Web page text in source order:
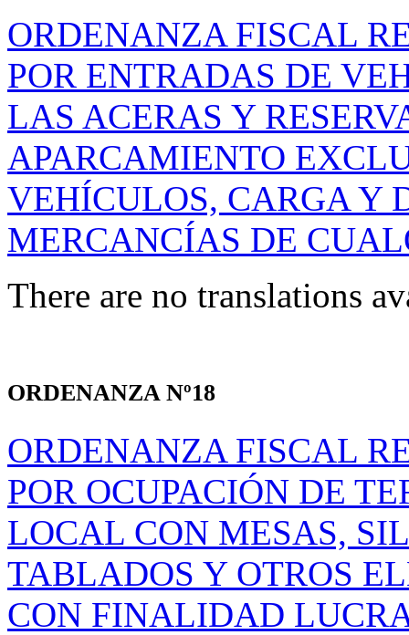
ORDENANZA FISCAL
POR ENTRADAS DE
LAS ACERAS Y
APARCAMIENTO
VEHÍCULOS, CARGA Y
MERCANCÍAS DE
There are no translations
ORDENANZA Nº18
ORDENANZA FISCAL
POR OCUPACIÓN DE
LOCAL CON MESAS,
TABLADOS Y OTROS
CON FINALIDAD